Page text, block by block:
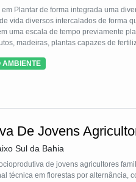
Plantar de forma integrada uma
vida diversos intercalados de forma
uma escala de tempo previamente
madeiras, plantas capazes de
em quantidade, qualidade e
AMBIENTE
De Jovens
Sul da Bahia
de jovens agricultores
técnica em florestas por alternância,